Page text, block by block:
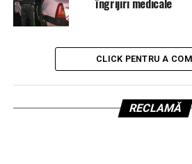
îngrijiri medicale
CLICK PENTRU A
RECLAMĂ